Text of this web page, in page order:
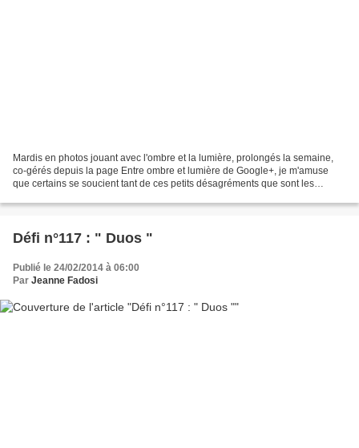
Mardis en photos jouant avec l'ombre et la lumière, prolongés la semaine,
co-gérés depuis la page Entre ombre et lumière de Google+, je m'amuse
que certains se soucient tant de ces petits désagréments que sont les
Défi n°117 : " Duos "
Publié le 24/02/2014 à 06:00
Par Jeanne Fadosi